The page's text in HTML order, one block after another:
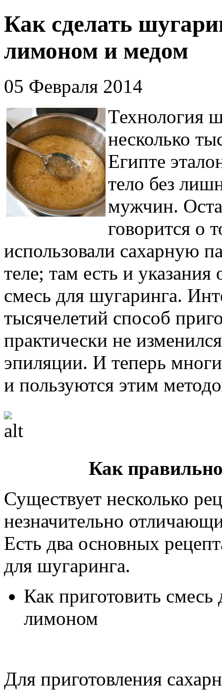
Как сделать
лимоном и медом
05 Февраля 2014
Технология
несколько
Египте
тело без
мужчин.
говорится о
использовали сахарную
теле; там есть и указания
смесь для шугаринга.
тысячелетий способ
практически не
эпиляции. И теперь
и пользуются этим
Как
Существует несколько
незначительно
Есть два основных
для шугаринга.
Как приготовить смесь
лимоном
Для приготовления